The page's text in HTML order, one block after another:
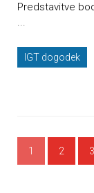
Predstavitve
...
IGT dogodek
1 2 3